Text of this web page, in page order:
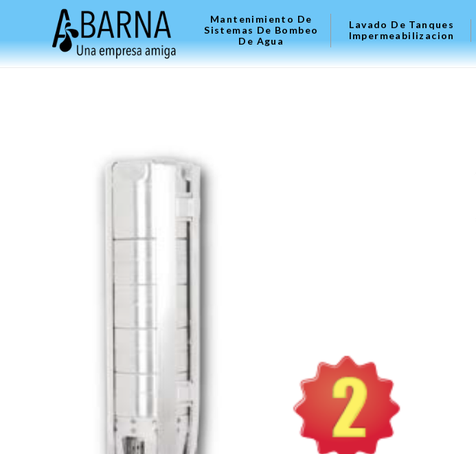
Mantenimiento De
Sistemas De Bombeo
De Agua
Lavado De Tanques
Impermeabilizacion